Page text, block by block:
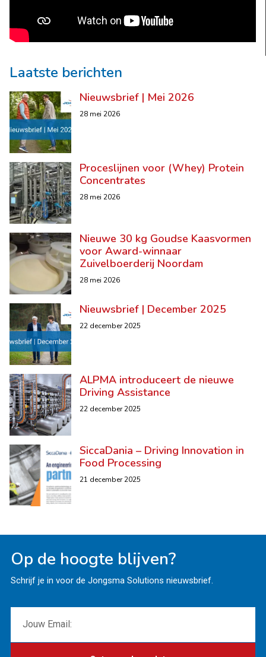
Laatste berichten
Nieuwsbrief | Mei 2026
28 mei 2026
Proceslijnen voor (Whey) Protein
Concentrates
28 mei 2026
Nieuwe 30 kg Goudse Kaasvormen
voor Award-winnaar
Zuivelboerderij Noordam
28 mei 2026
Nieuwsbrief | December 2025
22 december 2025
ALPMA introduceert de nieuwe
Driving Assistance
22 december 2025
SiccaDania – Driving Innovation in
Food Processing
21 december 2025
Op de hoogte blijven?
Schrijf je in voor de Jongsma Solutions nieuwsbrief.